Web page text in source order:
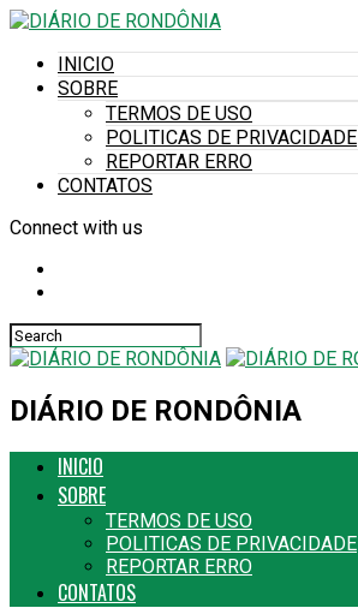
INICIO
SOBRE
TERMOS DE USO
POLITICAS DE PRIVACIDADE
REPORTAR ERRO
CONTATOS
Connect with us
DIÁRIO DE RONDÔNIA
INICIO
SOBRE
TERMOS DE USO
POLITICAS DE PRIVACIDADE
REPORTAR ERRO
CONTATOS